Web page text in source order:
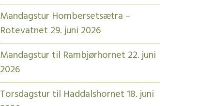
Mandagstur Hombersetsætra –
Rotevatnet 29. juni 2026
Mandagstur til Rambjørhornet 22. juni
2026
Torsdagstur til Haddalshornet 18. juni